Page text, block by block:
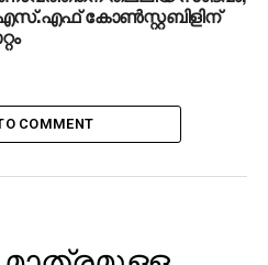
കോൺസ്റ്റബിളിന്
COMMENT